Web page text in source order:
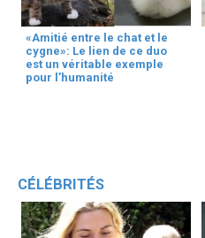
«Amitié entre le chat et le
cygne»: Le lien de ce duo
est un véritable exemple
pour l’humanité
CÉLÉBRITÉS